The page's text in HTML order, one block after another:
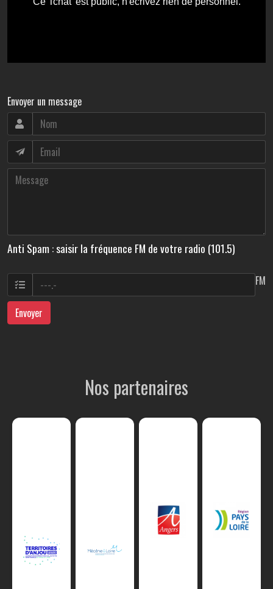
Envoyer un message
Anti Spam : saisir la fréquence FM de votre radio (101.5)
FM
Envoyer
Nos partenaires